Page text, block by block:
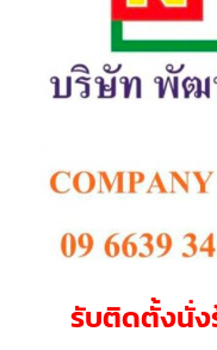
รับติดตั้งนั่ง